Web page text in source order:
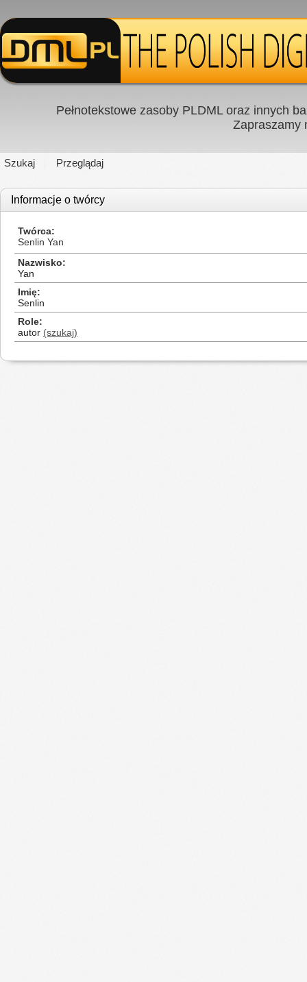
Pełnotekstowe zasoby PLDML oraz innych
Zapraszamy
Szukaj Przeglądaj
Informacje o twórcy
Twórca
Senlin Yan
Nazwisko
Yan
Imię
Senlin
Role
autor (szukaj)